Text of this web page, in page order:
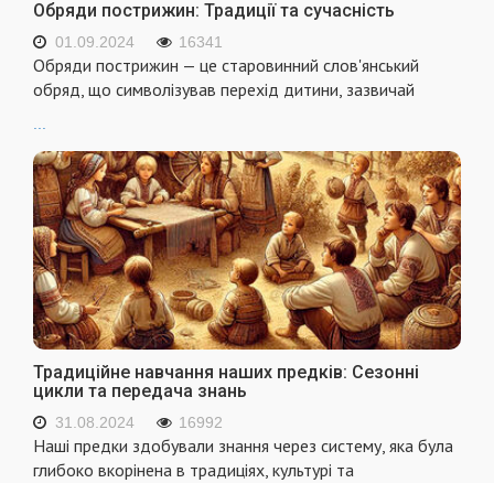
Обряди пострижин: Традиції та сучасність
01.09.2024 16341
Обряди пострижин — це старовинний слов'янський
обряд, що символізував перехід дитини, зазвичай
Традиційне навчання наших предків: Сезонні
цикли та передача знань
31.08.2024 16992
Наші предки здобували знання через систему, яка була
глибоко вкорінена в традиціях, культурі та